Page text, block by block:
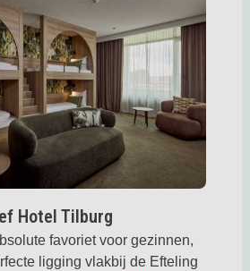
Hotel Tilburg
favoriet voor gezinnen,
ligging vlakbij de Efteling